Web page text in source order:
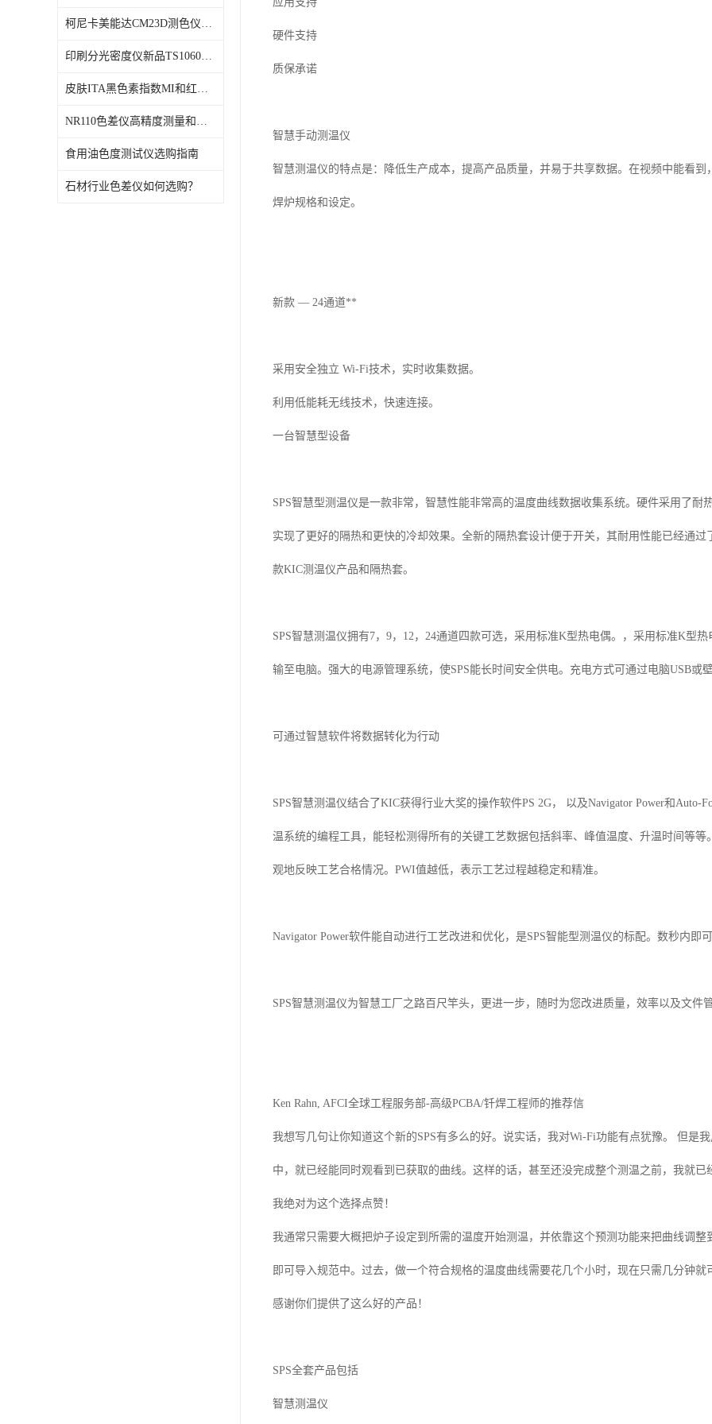
柯尼卡美能达CM23D测色仪维修校正
印刷分光密度仪新品TS1060发布
皮肤ITA黑色素指数MI和红斑指数色差仪PS02发布
NR110色差仪高精度测量和智能分析lab色度
食用油色度测试仪选购指南
石材行业色差仪如何选购？
硬件支持
质保承诺
智慧手动测温仪
智慧测温仪的特点是：降低生产成本，提高产品质量，并易于共享数据。在视频中能看
焊炉规格和设定。
新款 — 24通道**
采用安全独立 Wi-Fi技术，实时收集数据。
利用低能耗无线技术，快速连接。
一台智慧型设备
SPS智慧型测温仪是一款非常，智慧性能非常高的温度曲线数据收集系统。硬件采用了耐
实现了更好的隔热和更快的冷却效果。全新的隔热套设计便于开关，其耐用性能已经通
款KIC测温仪产品和隔热套。
SPS智慧测温仪拥有7， 9， 12， 24通道四款可选，采用标准K型热电偶。，采用标准K型热
输至电脑。强大的电源管理系统，使SPS能长时间安全供电。充电方式可通过电脑USB或
可通过智慧软件将数据转化为行动
SPS智慧测温仪结合了KIC获得行业大奖的操作软件PS 2G， 以及Navigator Power和Auto-
温系统的编程工具，能轻松测得所有的关键工艺数据包括斜率、峰值温度、升温时间等
观地反映工艺合格情况。 PWI值越低，表示工艺过程越稳定和精准。
Navigator Power软件能自动进行工艺改进和优化，是SPS智能型测温仪的标配。数秒内即
SPS智慧测温仪为智慧工厂之路百尺竿头，更进一步，随时为您改进质量，效率以及文件
Ken Rahn, AFCI全球工程服务部-高级PCBA/钎焊工程师的推荐信
我想写几句让你知道这个新的SPS有多么的好。说实话，我对Wi-Fi功能有点犹豫。 但是
中，就已经能同时观看到已获取的曲线。这样的话，甚至还没完成整个测温之前，我就
我绝对为这个选择点赞！
我通常只需要大概把炉子设定到所需的温度开始测温，并依靠这个预测功能来把曲线调
即可导入规范中。过去，做一个符合规格的温度曲线需要花几个小时，现在只需几分钟就
感谢你们提供了这么好的产品！
SPS全套产品包括
智慧测温仪